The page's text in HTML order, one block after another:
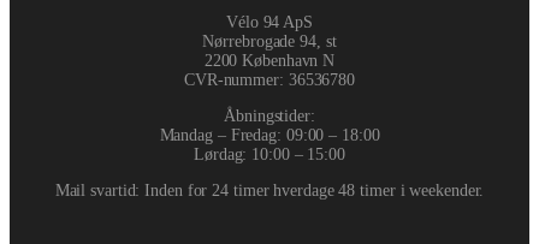
Vélo 94 ApS
Nørrebrogade 94, st
2200 København N
CVR-nummer: 36536780
Åbningstider:
Mandag – Fredag: 09:00 – 18:00
Lørdag: 10:00 – 15:00
Mail svartid: Inden for 24 timer hverdage 48 timer i weekender.